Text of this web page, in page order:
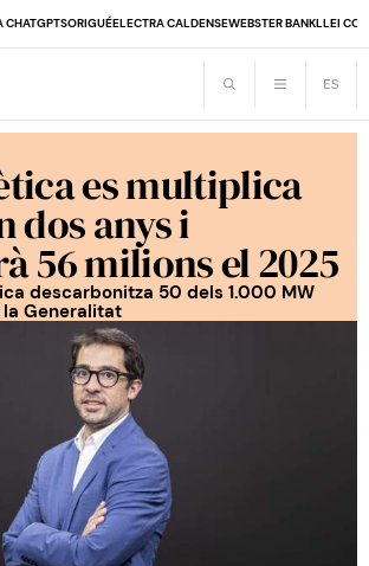
CHATGPTSORIGUÉELECTRA CALDENSEWEBSTER BANKLLEI
es multiplica
dos anys i
56 milions el 2025
descarbonitza 50 dels 1.000 MW
Generalitat